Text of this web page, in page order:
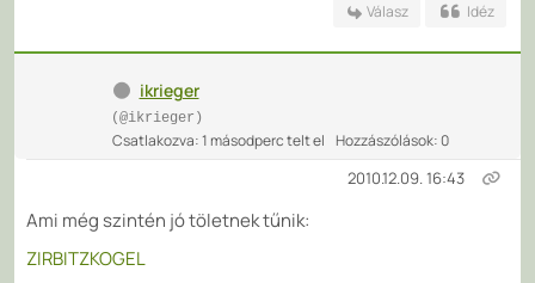
Válasz Idéz
ikrieger
(@ikrieger)
Csatlakozva: 1 másodperc telt el Hozzászólások: 0
2010.12.09. 16:43
Ami még szintén jó töletnek tűnik:
ZIRBITZKOGEL